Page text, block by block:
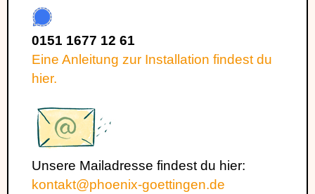
0151 1677 12 61
Eine Anleitung zur Installation findest du
hier.
Unsere Mailadresse findest du hier:
kontakt@phoenix-goettingen.de